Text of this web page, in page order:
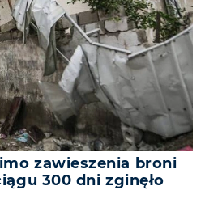
zawieszenia broni
300 dni zginęło